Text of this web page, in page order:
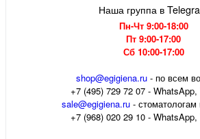
Наша группа в
Пн-Чт 9:00-18:00
Пт 9:00-17:00
Сб 10:00-17:00
shop@egigiena.ru - по всем
‎+7 (495) 729 72 07 - WhatsApp,
sale@egigiena.ru- стоматологам
+7 (968) 020 29 10 - WhatsApp,